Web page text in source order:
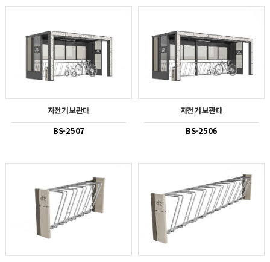
자전거보관대
BS-2507
자전거보관대
BS-2506